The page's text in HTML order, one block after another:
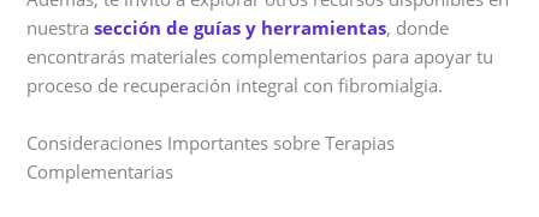
nuestrasección de guías y herramientas, donde
encontrarás materiales complementarios para apoyar tu
proceso de recuperación integral con fibromialgia.
Consideraciones Importantes sobre Terapias
Complementarias